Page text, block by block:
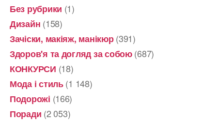
Без рубрики (1)
Дизайн (158)
Зачіски, макіяж, манікюр(391)
Здоров'я та догляд за собою(687)
КОНКУРСИ (18)
Мода і стиль(1 148)
Подорожі (166)
Поради (2 053)